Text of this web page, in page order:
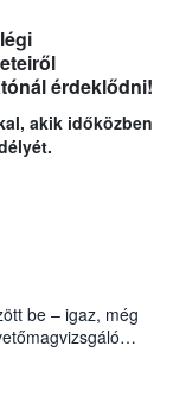
érdeklődni!
akik időközben
be – igaz, még
Győző által